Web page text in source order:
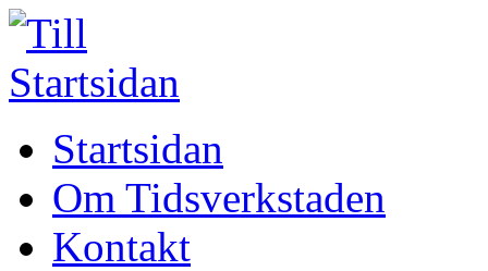
Startsidan
Om Tidsverkstaden
Kontakt